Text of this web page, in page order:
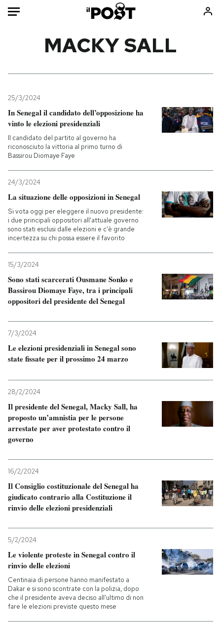
Mondo
Politica
Tecnologia
Internet
Scienza
Economia
Sport
Consumismi
Mondiali calcio 2026
PODCAST
I MIEI PREFERITI
SHOP
AREA PERSONALE
MACKY SALL
25/3/2024
In Senegal il candidato dell’opposizione ha
vinto le elezioni presidenziali
Il candidato del partito al governo ha
riconosciuto la vittoria al primo turno di
Bassirou Diomaye Faye
24/3/2024
La situazione delle opposizioni in Senegal
Si vota oggi per eleggere il nuovo presidente:
i due principali oppositori all'attuale governo
sono stati esclusi dalle elezioni e c'è grande
incertezza su chi possa essere il favorito
15/3/2024
Sono stati scarcerati Ousmane Sonko e
Bassirou Diomaye Faye, tra i principali
oppositori del presidente del Senegal
7/3/2024
Le elezioni presidenziali in Senegal sono
state fissate per il prossimo 24 marzo
28/2/2024
Il presidente del Senegal, Macky Sall, ha
proposto un’amnistia per le persone
arrestate per aver protestato contro il
governo
16/2/2024
Il Consiglio costituzionale del Senegal ha
giudicato contrario alla Costituzione il
rinvio delle elezioni presidenziali
5/2/2024
Le violente proteste in Senegal contro il
rinvio delle elezioni
Centinaia di persone hanno manifestato a
Dakar e si sono scontrate con la polizia, dopo
che il presidente aveva deciso all'ultimo di non
fare le elezioni previste questo mese